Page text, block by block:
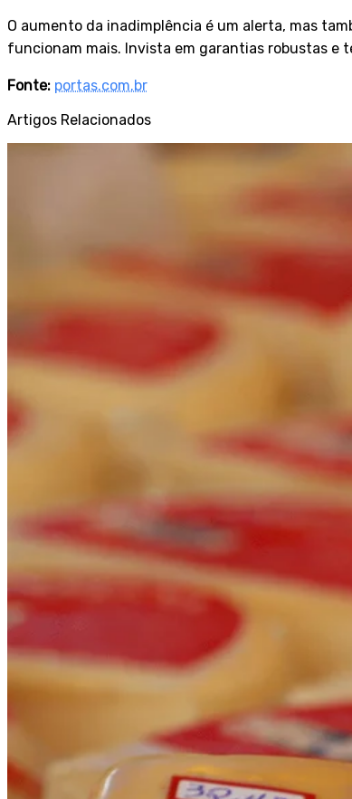
O aumento da inadimplência é um alerta, mas
funcionam mais. Invista em garantias robustas e
Fonte: portas.com.br
Artigos Relacionados